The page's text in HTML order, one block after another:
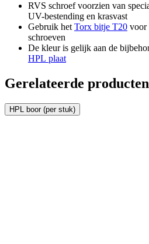
RVS schroef voorzien van
UV-bestending en krasvast
Gebruik het Torx bitje T20 voor
schroeven
De kleur is gelijk aan de
HPL plaat
Gerelateerde producten
HPL boor (per stuk)